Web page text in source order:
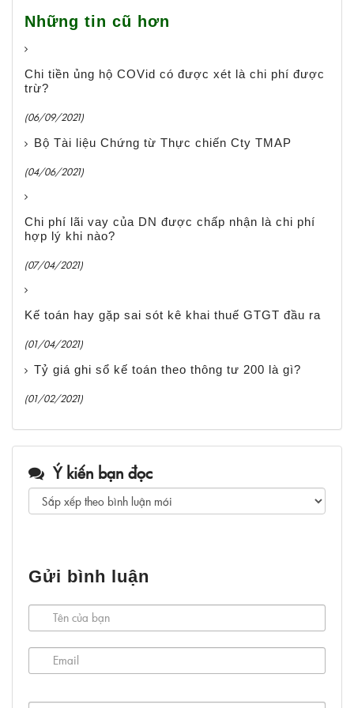
Những tin cũ hơn
Chi tiền ủng hộ COVid có được xét là chi phí được
trừ?
(06/09/2021)
Bộ Tài liệu Chứng từ Thực chiến Cty TMAP
(04/06/2021)
Chi phí lãi vay của DN được chấp nhận là chi phí
hợp lý khi nào?
(07/04/2021)
Kế toán hay gặp sai sót kê khai thuế GTGT đầu ra
(01/04/2021)
Tỷ giá ghi sổ kế toán theo thông tư 200 là gì?
(01/02/2021)
Ý kiến bạn đọc
Gửi bình luận